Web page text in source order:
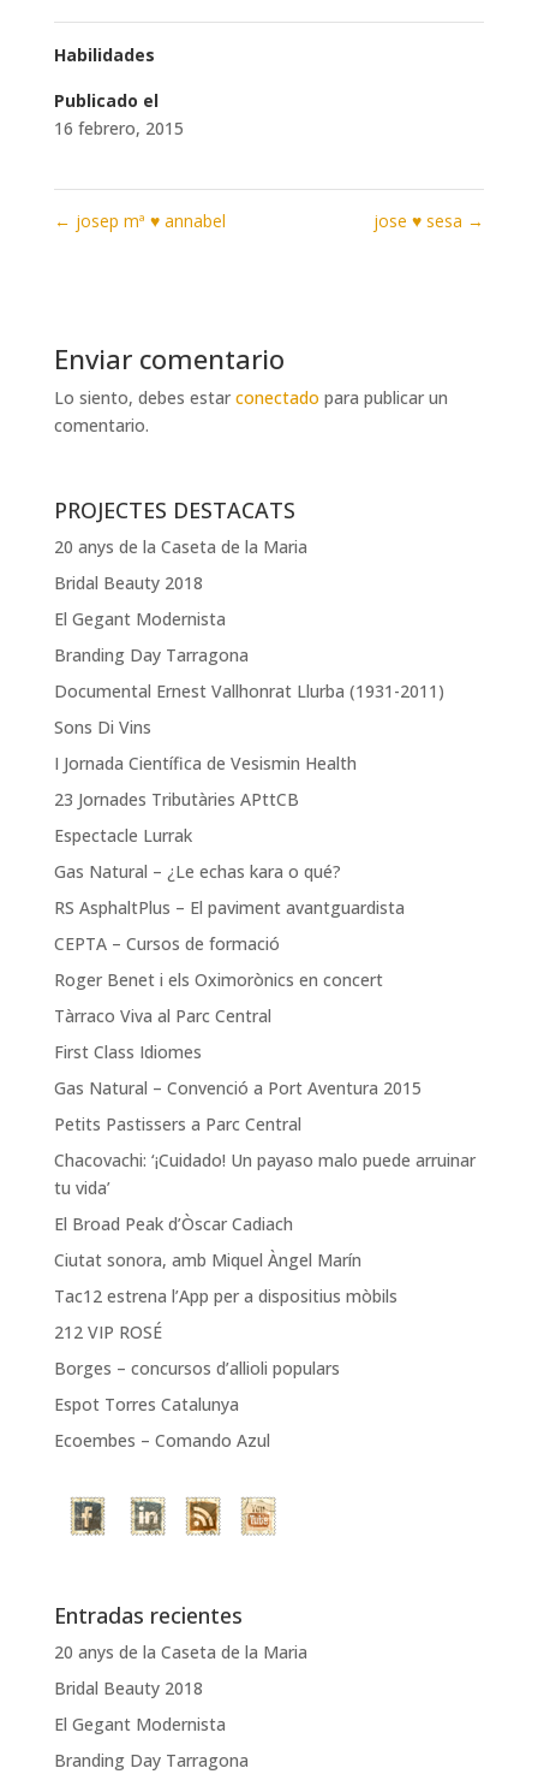
Habilidades
Publicado el
16 febrero, 2015
← josep mª ♥ annabel jose ♥ sesa →
Enviar comentario
Lo siento, debes estar conectado para publicar un
comentario.
PROJECTES DESTACATS
20 anys de la Caseta de la Maria
Bridal Beauty 2018
El Gegant Modernista
Branding Day Tarragona
Documental Ernest Vallhonrat Llurba (1931-2011)
Sons Di Vins
I Jornada Científica de Vesismin Health
23 Jornades Tributàries APttCB
Espectacle Lurrak
Gas Natural – ¿Le echas kara o qué?
RS AsphaltPlus – El paviment avantguardista
CEPTA – Cursos de formació
Roger Benet i els Oximorònics en concert
Tàrraco Viva al Parc Central
First Class Idiomes
Gas Natural – Convenció a Port Aventura 2015
Petits Pastissers a Parc Central
Chacovachi: ‘¡Cuidado! Un payaso malo puede arruinar
tu vida’
El Broad Peak d’Òscar Cadiach
Ciutat sonora, amb Miquel Àngel Marín
Tac12 estrena l’App per a dispositius mòbils
212 VIP ROSÉ
Borges – concursos d’allioli populars
Espot Torres Catalunya
Ecoembes – Comando Azul
Entradas recientes
20 anys de la Caseta de la Maria
Bridal Beauty 2018
El Gegant Modernista
Branding Day Tarragona